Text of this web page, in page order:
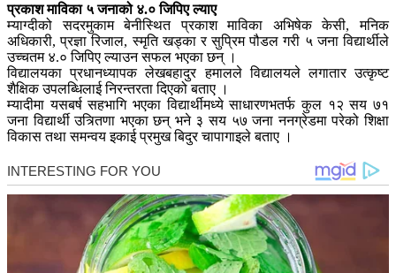
प्रकाश माविका ५ जनाको ४.० जिपिए ल्याए
म्याग्दीको सदरमुकाम बेनीस्थित प्रकाश माविका अभिषेक केसी, मनिक
अधिकारी, प्रज्ञा रिजाल, स्मृति खड्का र सुप्रिम पौडल गरी ५ जना विद्यार्थीले
उच्चतम ४.० जिपिए ल्याउन सफल भएका छन् ।
विद्यालयका प्रधानध्यापक लेखबहादुर हमालले विद्यालयले लगातार उत्कृष्ट
शैक्षिक उपलब्धिलाई निरन्तरता दिएको बताए ।
म्यादीमा यसबर्ष सहभागि भएका विद्यार्थीमध्ये साधारणभतर्फ कुल १२ सय ७१
जना विद्यार्थी उत्र्तिणा भएका छन् भने ३ सय ५७ जना ननग्रेडमा परेको शिक्षा
विकास तथा समन्वय इकाई प्रमुख बिदुर चापागाइले बताए ।